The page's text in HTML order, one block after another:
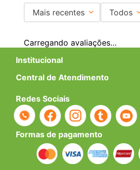
Título
★★★★★
Seu nome
Endereço de email
Mais recentes Todos
Carregando avaliações…
Institucional
Central de Atendimento
Redes Sociais
Formas de pagamento